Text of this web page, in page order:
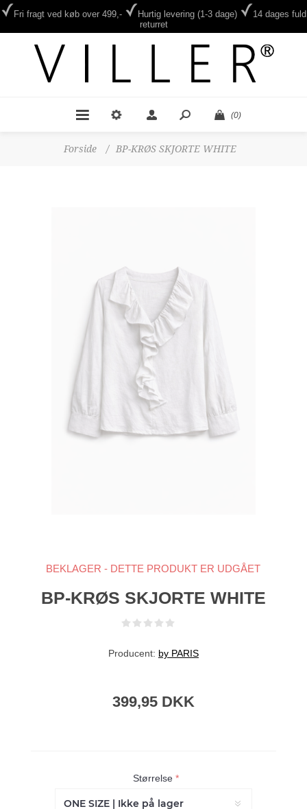
Fri fragt ved køb over 499,- Hurtig levering (1-3 dage)
14 dages fuld
returret
(0)
Forside / BP-KRØS SKJORTE WHITE
BEKLAGER - DETTE PRODUKT ER UDGÅET
BP-KRØS SKJORTE WHITE
Producent: by PARIS
399,95 DKK
Størrelse*